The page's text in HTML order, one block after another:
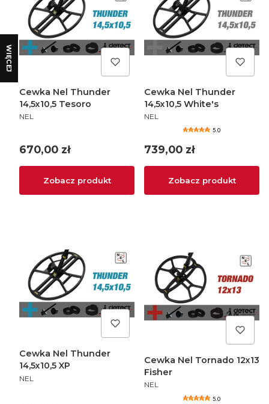
WIĘCEJ
Cewka Nel Thunder
14,5x10,5 Tesoro
PRODUCENT
NEL
Cena
670,00 zł
Zobacz produkt
Cewka Nel Thunder
14,5x10,5 White's
PRODUCENT
NEL
5.0
Cena
739,00 zł
Zobacz produkt
Cewka Nel Thunder
14,5x10,5 XP
PRODUCENT
NEL
Cewka Nel Tornado 12x13
Fisher
PRODUCENT
NEL
5.0